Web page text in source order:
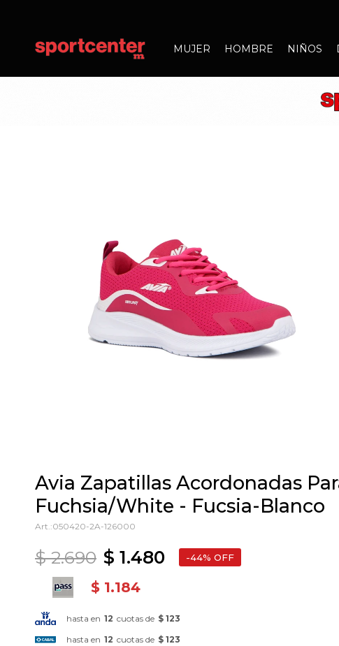
MUJER HOMBRE NIÑOS
Avia Zapatillas Acordonadas
Fuchsia/White - Fucsia-Blanco
050420-2A-126000
$ 1.480
$ 2.690 44
$ 1.184
hasta en 12 cuotas de $ 123
hasta en 12 cuotas de $ 123